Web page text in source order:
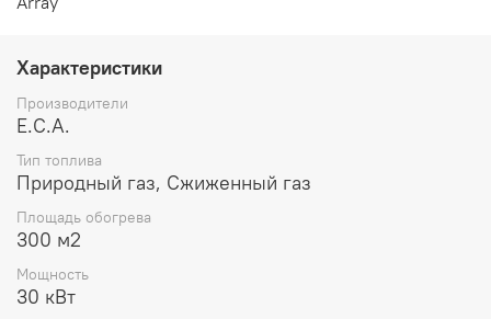
Характеристики
Производители
E.C.A.
Тип топлива
Природный газ, Сжиженный газ
Площадь обогрева
300 м2
Мощность
30 кВт